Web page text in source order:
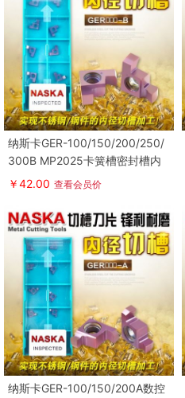
纳斯卡GER-100/150/200/250/
300B MP2025卡簧槽密封槽内
沟槽数控刀片
￥42.00 查看会员价
纳斯卡GER-100/150/200A数控